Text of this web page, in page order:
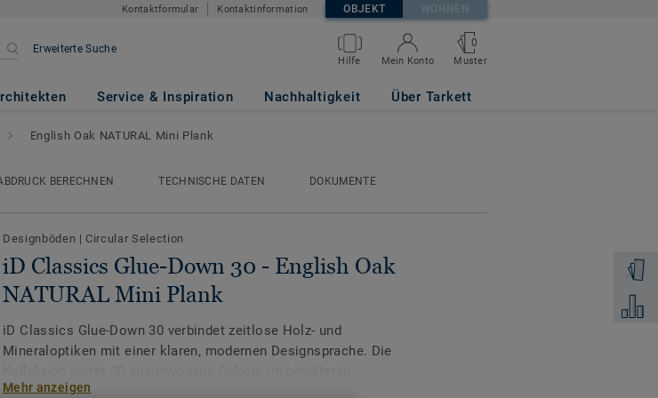
Kontaktformular Kontaktinformation OBJEKT WOHNEN
Erweiterte Suche
Hilfe Mein Konto
0
Muster
Service & Inspiration Nachhaltigkeit Über Tarkett
Oak NATURAL Mini Plank
Zum
English Oak NATURAL Mini Plank
BERECHNEN TECHNISCHE DATEN
DOKUMENTE
Designböden | Circular Selection
iD Classics Glue-Down 30 - English Oak
NATURAL Mini Plank
iD Classics Glue-Down 30 verbindet zeitlose Holz- und
Mineraloptiken mit einer klaren, modernen Designsprache. Die
Tiefdruck und eignet sich besonders für Wohnbereiche sowie
Mehr anzeigen